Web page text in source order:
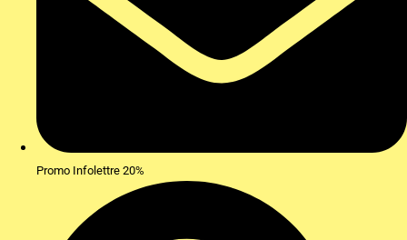
Promo Infolettre 20%